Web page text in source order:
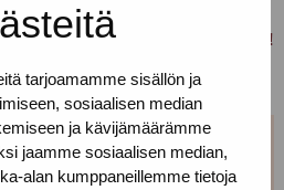
tarjoamamme sisällön ja
sosiaalisen median
ja kävijämäärämme
jaamme sosiaalisen median,
alan kumppaneillemme tietoja
condoms and lubricants for free!
weekday.